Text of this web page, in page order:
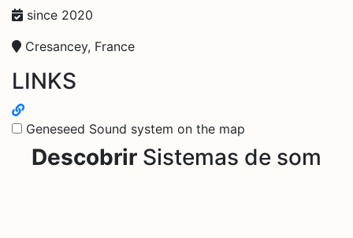
since 2020
Cresancey, France
LINKS
Geneseed Sound system on the map
Descobrir Sistemas de som